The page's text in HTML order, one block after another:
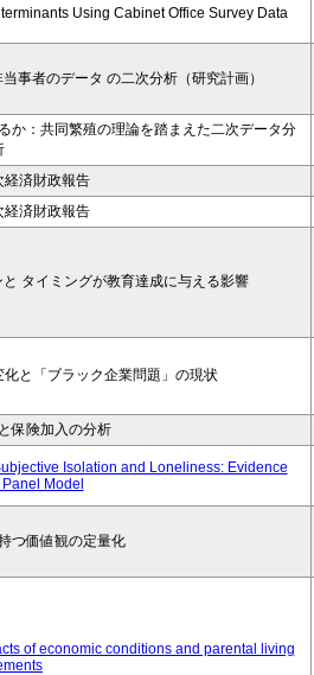
Using Cabinet Office Survey Data
事者のデータ の二次分析（研究計画）
か：共同繁殖の理論を踏まえた二次データ分
経済財政報告
経済財政報告
タイミングが教育達成に与える影響
と「ブラック企業問題」の現状
保険加入の分析
Isolation and Loneliness: Evidence
Model
つ価値観の定量化
of economic conditions and parental living